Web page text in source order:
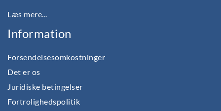
Læs mere...
Information
Forsendelsesomkostninger
Det er os
Juridiske betingelser
Fortrolighedspolitik